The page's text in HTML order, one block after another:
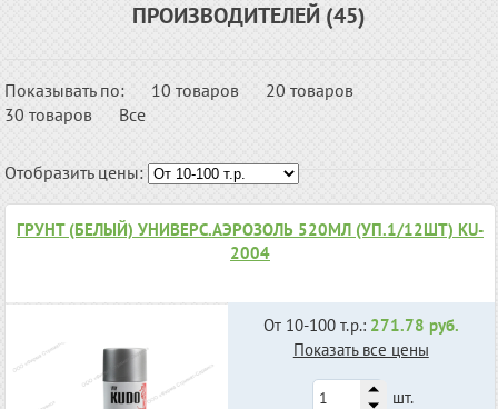
ПРОИЗВОДИТЕЛЕЙ (45)
Показывать по: 10 товаров
20 товаров
30 товаров
Все
Отобразить цены:
ГРУНТ (БЕЛЫЙ) УНИВЕРС.АЭРОЗОЛЬ 520МЛ (УП.1/12ШТ) KU-
2004
От 10-100 т.р.: 271.78 руб.
Показать все цены
шт.